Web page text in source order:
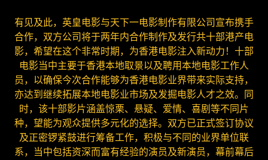
有见及此，英皇电影与天下一电影制作有限公司宣布携手
合作，双方公司将于两年内合作制作及发行共十部港产电
影，希望在这个非常时期，为香港电影注入新动力！十部
电影当中主要于香港本地取景以及聘用本地电影工作人
员，以确保今次合作能够为香港电影业界带来实际支持，
亦达到继续拓展本地电影业市场及发掘电影人才之效。同
时，该十部影片涵盖惊栗、悬疑、爱情、喜剧等不同片
种，望能为观众提供多元化的选择。双方已正式签订协议
及正密锣紧鼓进行筹备工作，积极与不同的业界单位联
系，当中包括资深而富有经验的演员及新演员，幕前幕后